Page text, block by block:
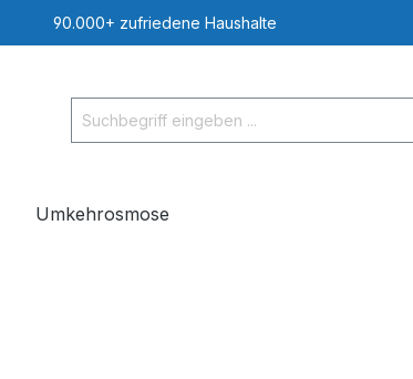
90.000+ zufriedene Haushalte
Umkehrosmose